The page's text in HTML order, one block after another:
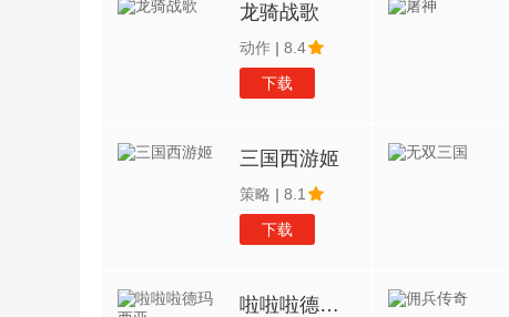
龙骑战歌
动作 | 8.4
下载
三国西游姬
策略 | 8.1
下载
啦啦啦德玛西亚